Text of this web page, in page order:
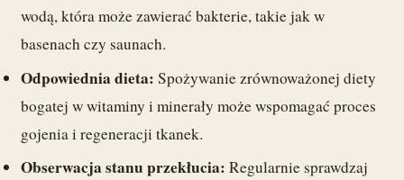
wodą, która może zawierać bakterie, takie jak w
basenach czy saunach.
Odpowiednia dieta: Spożywanie zrównoważonej diety
bogatej w witaminy i minerały może wspomagać proces
gojenia i regeneracji tkanek.
Obserwacja stanu przekłucia: Regularnie sprawdzaj